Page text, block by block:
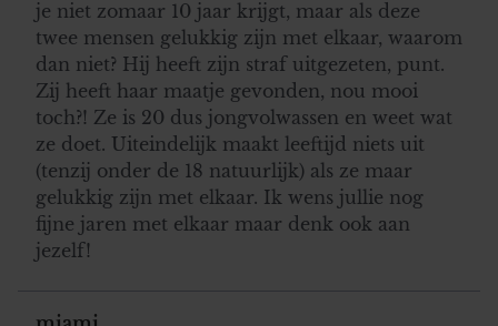
je niet zomaar 10 jaar krijgt, maar als deze
twee mensen gelukkig zijn met elkaar, waarom
dan niet? Hij heeft zijn straf uitgezeten, punt.
Zij heeft haar maatje gevonden, nou mooi
toch?! Ze is 20 dus jongvolwassen en weet wat
ze doet. Uiteindelijk maakt leeftijd niets uit
(tenzij onder de 18 natuurlijk) als ze maar
gelukkig zijn met elkaar. Ik wens jullie nog
fijne jaren met elkaar maar denk ook aan
jezelf!